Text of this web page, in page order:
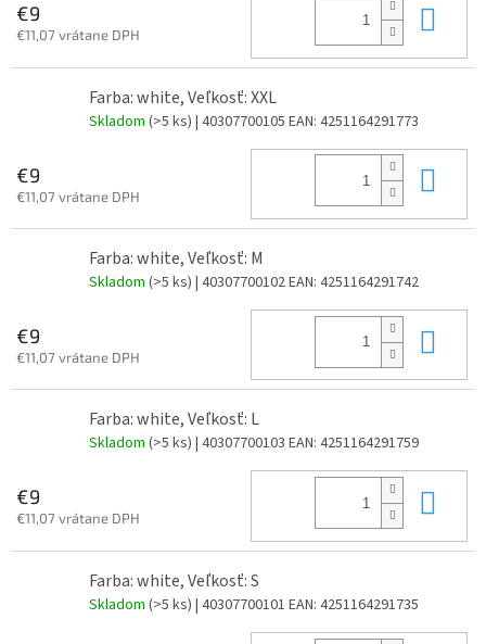
€9
€11,07 vrátane DPH
Farba: white, Veľkosť: XXL
Skladom (>5 ks) | 40307700105 EAN: 4251164291773
€9
€11,07 vrátane DPH
Farba: white, Veľkosť: M
Skladom (>5 ks) | 40307700102EAN: 4251164291742
€9
€11,07 vrátane DPH
Farba: white, Veľkosť: L
Skladom (>5 ks) | 40307700103 EAN: 4251164291759
€9
€11,07 vrátane DPH
Farba: white, Veľkosť: S
Skladom (>5 ks) | 40307700101 EAN: 4251164291735